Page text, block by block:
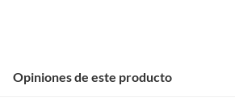
Opiniones de este producto